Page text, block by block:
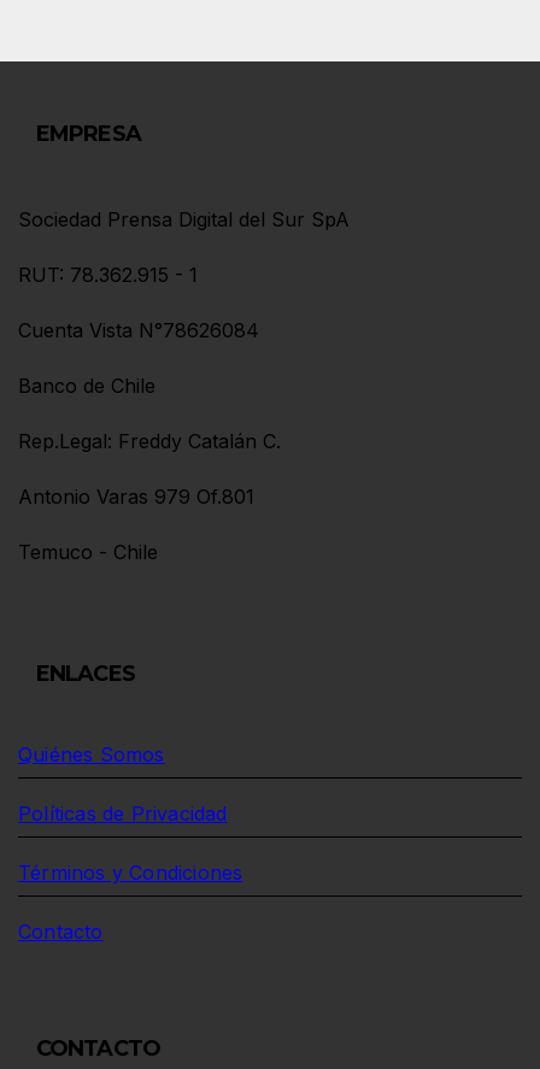
EMPRESA
Sociedad Prensa Digital del Sur SpA
RUT: 78.362.915 - 1
Cuenta Vista N°78626084
Banco de Chile
Rep.Legal: Freddy Catalán C.
Antonio Varas 979 Of.801
Temuco - Chile
ENLACES
Quiénes Somos
Políticas de Privacidad
Términos y Condiciones
Contacto
CONTACTO